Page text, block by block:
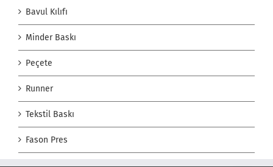
Bavul Kılıfı
Minder Baskı
Peçete
Runner
Tekstil Baskı
Fason Pres